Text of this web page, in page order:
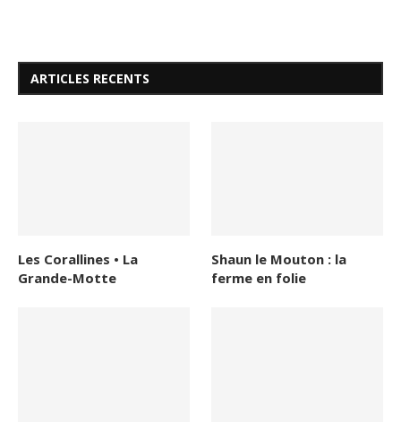
ARTICLES RECENTS
Les Corallines • La
Grande-Motte
Shaun le Mouton : la
ferme en folie